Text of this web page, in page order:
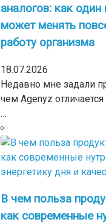
аналогов: как один
может менять
работу организма
18.07.2026
Недавно мне задали
чем Agenyz
…
В чем польза
как современные